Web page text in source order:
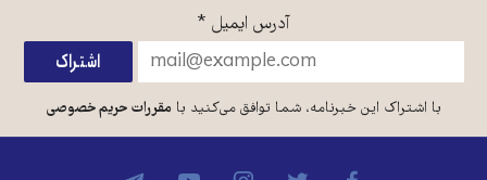
آدرس ایمیل *
با اشتراک این خبرنامه، شما توافق می‌کنید بامقررات حریم خصوصی